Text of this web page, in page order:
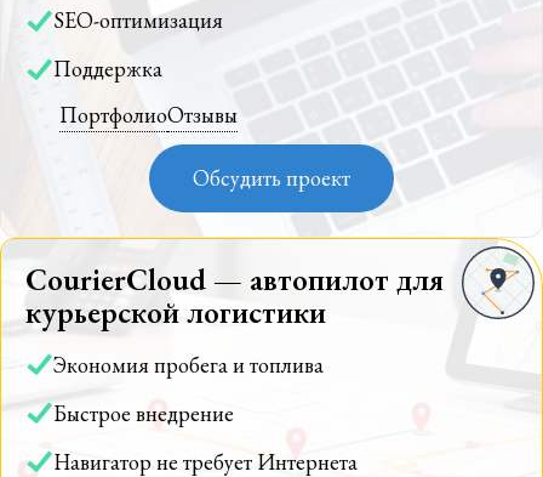
SEO-оптимизация
Поддержка
ПортфолиоОтзывы
Обсудить проект
CourierCloud — автопилот для
курьерской логистики
Экономия пробега и топлива
Быстрое внедрение
Навигатор не требует Интернета